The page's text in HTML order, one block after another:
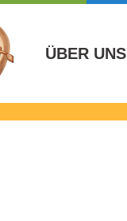
ÜBER UNS